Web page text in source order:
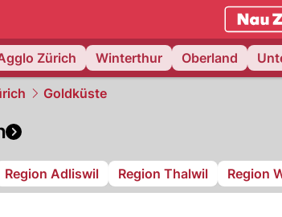
zurich.NAU.ch
Zürich Winterthur Oberland
Goldküste
Region Adliswil Region Thalwil Region